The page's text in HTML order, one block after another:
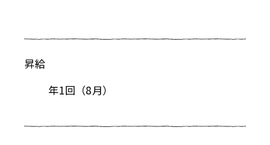
昇給
年1回（8月）
会社を知る 働く環境・福利厚生